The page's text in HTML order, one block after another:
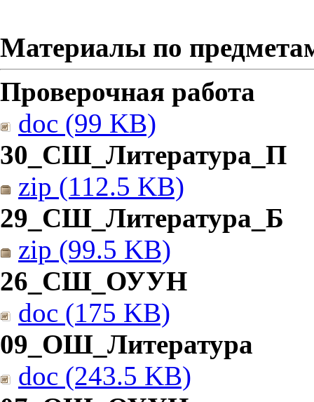
Материалы по
Проверочная работа
doc (99 KB)
30_СШ_Литература_П
zip (112.5 KB)
29_СШ_Литература_Б
zip (99.5 KB)
26_СШ_ОУУН
doc (175 KB)
09_ОШ_Литература
doc (243.5 KB)